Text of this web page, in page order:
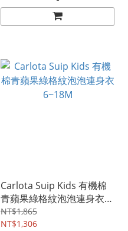
Carlota Suip Kids 有機棉
青蘋果綠格紋泡泡連身衣
6~18M
NT$1,865
NT$1,306